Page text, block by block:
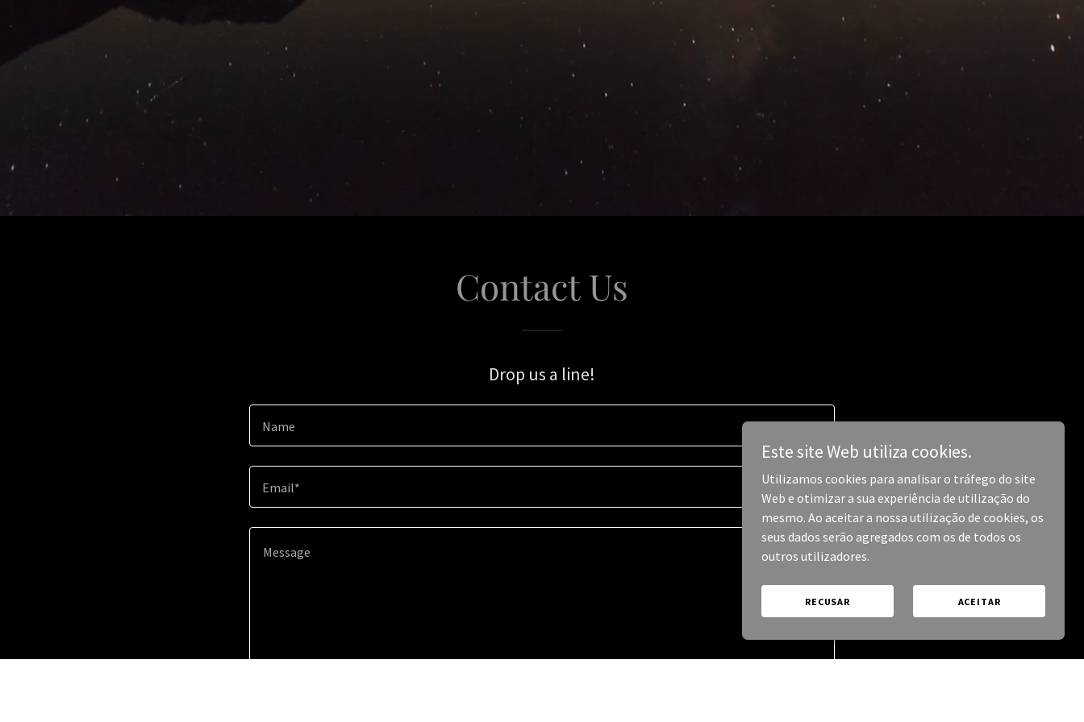
Contact Us
Drop us a line!
Name
Email*
Este site Web utiliza cookies.
Utilizamos cookies para analisar o tráfego do site
Web e otimizar a sua experiência de utilização do
mesmo. Ao aceitar a nossa utilização de cookies, os
seus dados serão agregados com os de todos os
outros utilizadores.
RECUSAR ACEITAR